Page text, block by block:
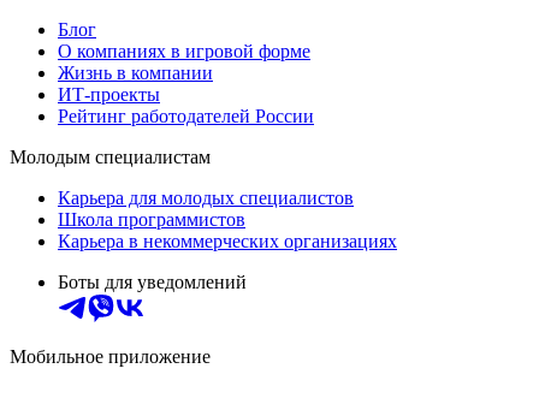
Блог
О компаниях в игровой форме
Жизнь в компании
ИТ-проекты
Рейтинг работодателей России
Молодым специалистам
Карьера для молодых специалистов
Школа программистов
Карьера в некоммерческих организациях
Боты для уведомлений
Мобильное приложение